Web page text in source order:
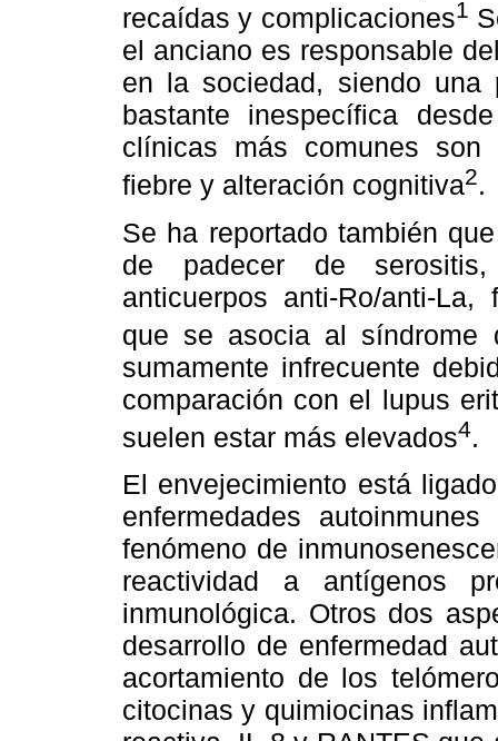
recaídas y complicaciones1
el anciano es responsable
en la sociedad, siendo
bastante inespecífica
clínicas más comunes son
fiebre y alteración cognitiva2.
Se ha reportado también
de padecer de serositis,
anticuerpos anti-Ro/anti-
que se asocia al síndrome
sumamente infrecuente
comparación con el lupus
suelen estar más elevados4.
El envejecimiento está
enfermedades
fenómeno de
reactividad a antígenos
inmunológica. Otros dos
desarrollo de enfermedad
acortamiento de los
citocinas y quimiocinas